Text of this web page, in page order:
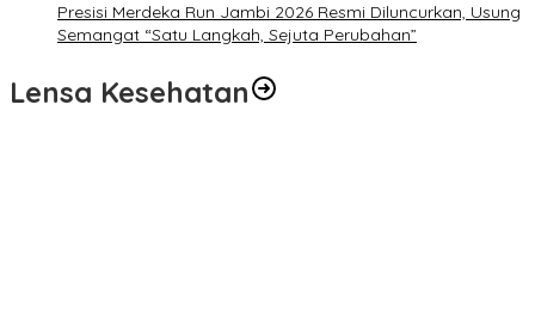
Presisi Merdeka Run Jambi 2026 Resmi Diluncurkan, Usung
Semangat “Satu Langkah, Sejuta Perubahan”
Lensa Kesehatan